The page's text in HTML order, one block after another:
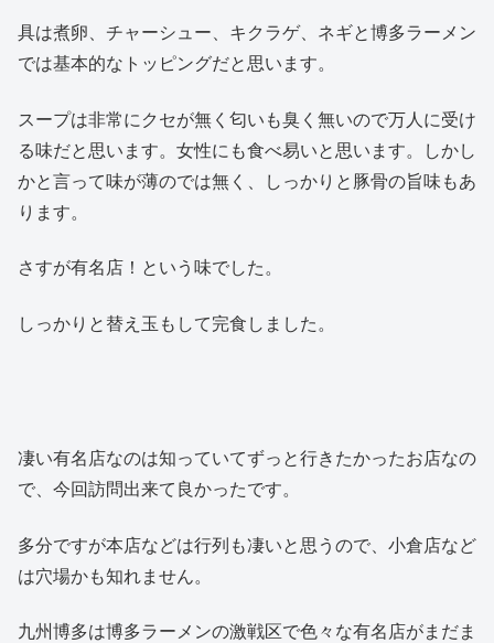
具は煮卵、チャーシュー、キクラゲ、ネギと博多ラーメン
では基本的なトッピングだと思います。
スープは非常にクセが無く匂いも臭く無いので万人に受け
る味だと思います。女性にも食べ易いと思います。しかし
かと言って味が薄のでは無く、しっかりと豚骨の旨味もあ
ります。
さすが有名店！という味でした。
しっかりと替え玉もして完食しました。
凄い有名店なのは知っていてずっと行きたかったお店なの
で、今回訪問出来て良かったです。
多分ですが本店などは行列も凄いと思うので、小倉店など
は穴場かも知れません。
九州博多は博多ラーメンの激戦区で色々な有名店がまだま